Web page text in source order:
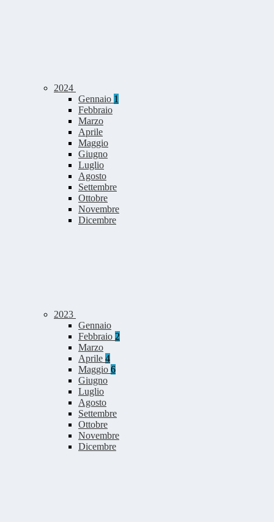
2024
Gennaio 1
Febbraio
Marzo
Aprile
Maggio
Giugno
Luglio
Agosto
Settembre
Ottobre
Novembre
Dicembre
2023
Gennaio
Febbraio 2
Marzo
Aprile 4
Maggio 6
Giugno
Luglio
Agosto
Settembre
Ottobre
Novembre
Dicembre